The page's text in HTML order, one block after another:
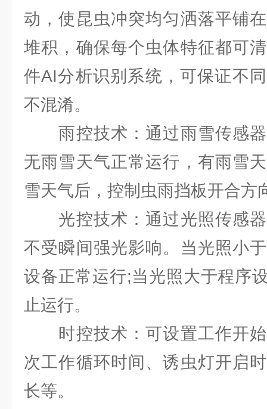
动，使昆虫冲突均匀洒落平铺
堆积，确保每个虫体特征都可
件AI分析识别系统，可保证不
不混淆。
雨控技术：通过雨雪传感器
无雨雪天气正常运行，有雨雪
雪天气后，控制虫雨挡板开合方
光控技术：通过光照传感器
不受瞬间强光影响。当光照小
设备正常运行;当光照大于程序
止运行。
时控技术：可设置工作开始
次工作循环时间、诱虫灯开启
长等。